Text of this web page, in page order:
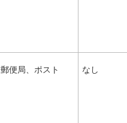
郵便局、ポスト なし